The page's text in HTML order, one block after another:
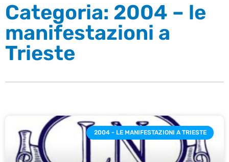
Categoria: 2004 – le
manifestazioni a
Trieste
2004 - LE MANIFESTAZIONI A TRIESTE